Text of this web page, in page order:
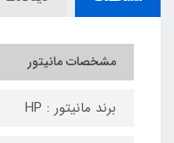
مشخصات مانیتور
برند مانیتور : HP